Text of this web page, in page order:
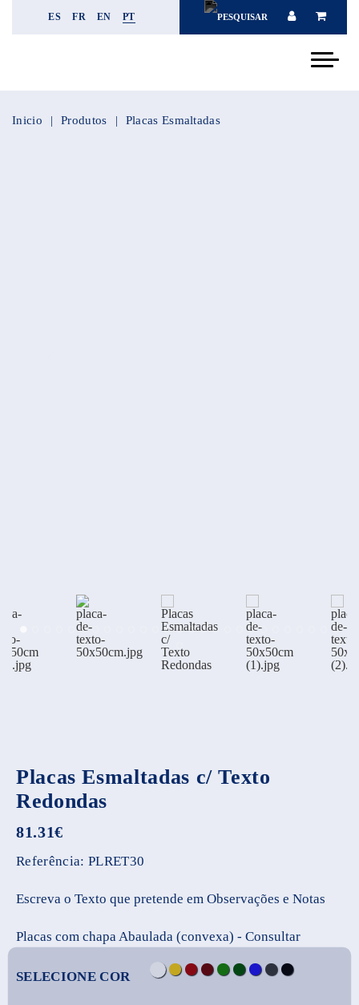
ES FR EN PT
Inicio Produtos Placas Esmaltadas
Placas Esmaltadas c/ Texto
Redondas
81.31€
Referência: PLRET30
Escreva o Texto que pretende em Observações e Notas
Placas com chapa Abaulada (convexa) - Consultar
SELECIONE COR